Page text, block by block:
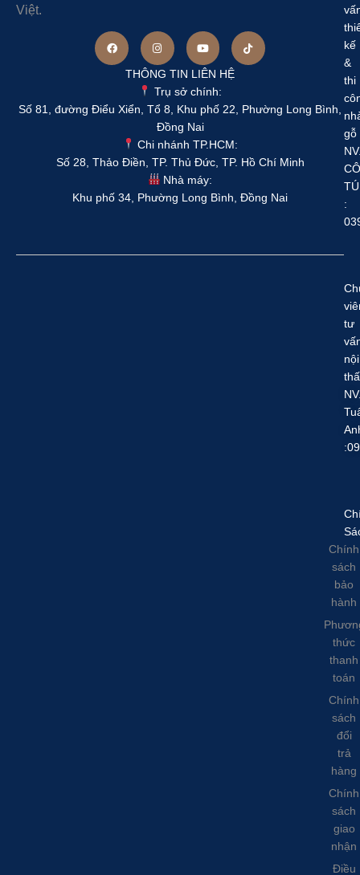
Việt.
THÔNG TIN LIÊN HỆ
Trụ sở chính:
Số 81, đường Điểu Xiển, Tổ 8, Khu phố 22, Phường Long Bình,
Đồng Nai
Chi nhánh TP.HCM:
Số 28, Thảo Điền, TP. Thủ Đức, TP. Hồ Chí Minh
Nhà máy:
Khu phố 34, Phường Long Bình, Đồng Nai
kế
&
thi
gỗ
TÚ
:
tư
nội
Chính
sách
bảo
hành
thức
thanh
toán
Chính
sách
đổi
trả
hàng
Chính
sách
giao
nhận
Điều